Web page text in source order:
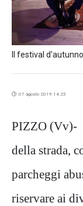
Il festival
07 agosto 2019 14:25
PIZZO (Vv)-
della strada,
parcheggi
riservare ai